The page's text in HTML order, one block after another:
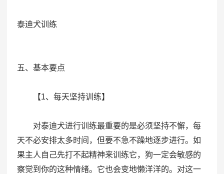
泰迪犬训练
五、基本要点
【1、每天坚持训练】
对泰迪犬进行训练最重要的是必须坚持不懈，每
天不必安排太多时间，但要不急不躁地逐步进行。如
果主人自己先打不起精神来训练它，狗一定会敏感的
察觉到你的这种情绪。它也会变地懒洋洋的。对这一